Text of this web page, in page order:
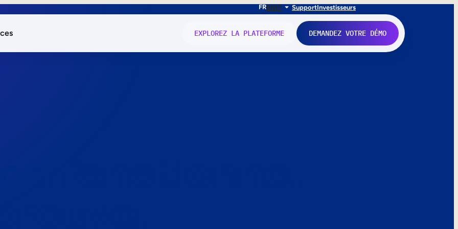
FRENIT SupportInvestisseurs
EXPLOREZ LA PLATEFORME DEMANDEZ VOTRE DÉMO